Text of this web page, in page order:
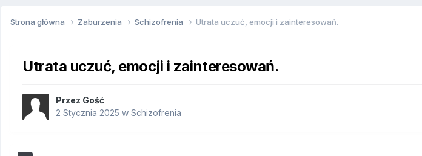
Strona główna Zaburzenia Schizofrenia Utrata uczuć, emocji i zainteresowań.
Utrata uczuć, emocji i zainteresowań.
Przez Gość
2 Stycznia 2025 w Schizofrenia